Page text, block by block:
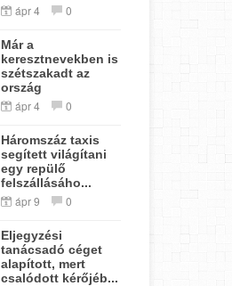
ápr 4 0
Már a
keresztnevekben is
szétszakadt az
ország
ápr 4 0
Háromszáz taxis
segített világítani
egy repülő
felszállásáho...
ápr 9 0
Eljegyzési
tanácsadó céget
alapított, mert
csalódott kérőjéb...